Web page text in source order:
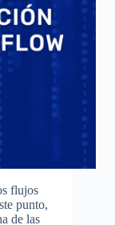
flujos
punto,
de las